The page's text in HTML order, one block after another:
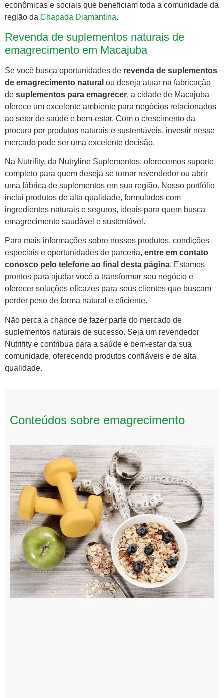
econômicas e sociais que beneficiam toda a comunidade da
região da Chapada Diamantina.
Revenda de suplementos naturais de
emagrecimento em Macajuba
Se você busca oportunidades de revenda de suplementos
de emagrecimento natural ou deseja atuar na fabricação
de suplementos para emagrecer, a cidade de Macajuba
oferece um excelente ambiente para negócios relacionados
ao setor de saúde e bem-estar. Com o crescimento da
procura por produtos naturais e sustentáveis, investir nesse
mercado pode ser uma excelente decisão.
Na Nutrifity, da Nutryline Suplementos, oferecemos suporte
completo para quem deseja se tornar revendedor ou abrir
uma fábrica de suplementos em sua região. Nosso portfólio
inclui produtos de alta qualidade, formulados com
ingredientes naturais e seguros, ideais para quem busca
emagrecimento saudável e sustentável.
Para mais informações sobre nossos produtos, condições
especiais e oportunidades de parceria, entre em contato
conosco pelo telefone ao final desta página. Estamos
prontos para ajudar você a transformar seu negócio e
oferecer soluções eficazes para seus clientes que buscam
perder peso de forma natural e eficiente.
Não perca a chance de fazer parte do mercado de
suplementos naturais de sucesso. Seja um revendedor
Nutrifity e contribua para a saúde e bem-estar da sua
comunidade, oferecendo produtos confiáveis e de alta
qualidade.
Conteúdos sobre emagrecimento